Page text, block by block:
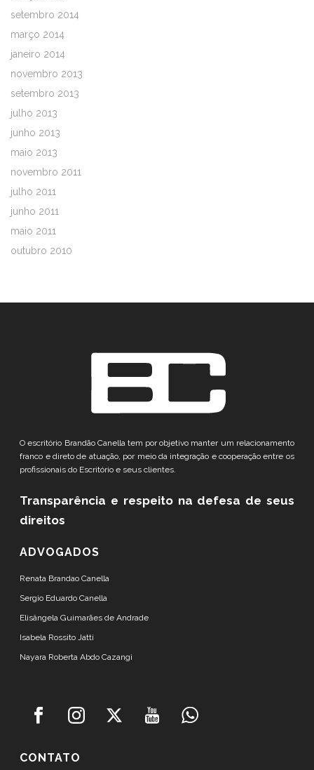
setembro 2014
março 2014
janeiro 2014
novembro 2013
setembro 2013
julho 2013
junho 2013
maio 2013
novembro 2011
julho 2011
junho 2011
maio 2011
outubro 2010
O escritório Brandão Canella tem por objetivo manter um relacionamento
franco e direto de atuação, por meio da integração e cooperação entre os
profissionais do Escritório e seus clientes.
Transparência e respeito na defesa de seus
direitos
ADVOGADOS
Renata Brandao Canella
Sergio Eduardo Canella
Elisângela Guimarães de Andrade
Isabela Rossito Jatti
Nayara Roberta Abdo Cazangi
CONTATO